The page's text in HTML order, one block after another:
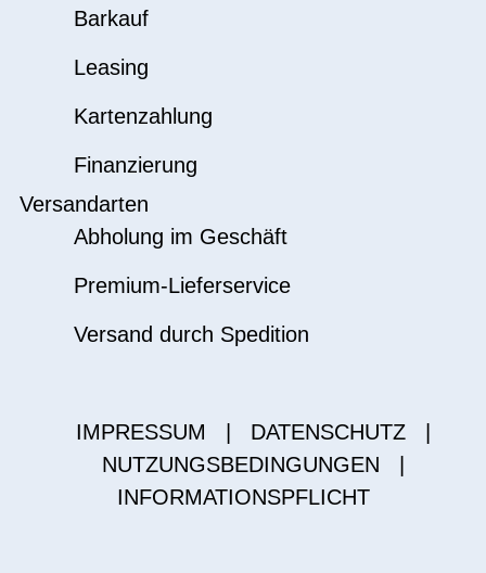
Barkauf
Leasing
Kartenzahlung
Finanzierung
Versandarten
Abholung im Geschäft
Premium-Lieferservice
Versand durch Spedition
IMPRESSUM DATENSCHUTZ
NUTZUNGSBEDINGUNGEN
INFORMATIONSPFLICHT